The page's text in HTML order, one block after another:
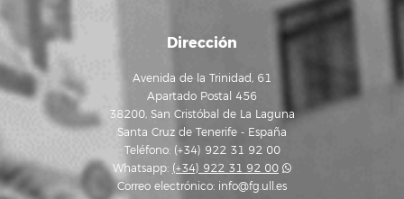
Dirección
Avenida de la Trinidad, 61
Apartado Postal 456
38200, San Cristóbal de La Laguna
Santa Cruz de Tenerife - España
Teléfono: (+34) 922 31 92 00
Whatsapp: (+34) 922 31 92 00
Correo electrónico: info@fg.ull.es